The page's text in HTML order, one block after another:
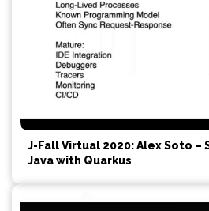
J-Fall Virtual 2020: Alex Soto –
Java with Quarkus